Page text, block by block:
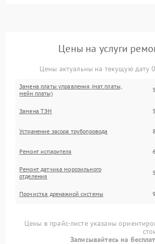
Цены на услуги
Цены актуальны на текущую дату
Замена платы управления (мат.платы,
мейн платы)
Замена ТЭН
Устранение засора трубопровода
Ремонт испарителя
Ремонт датчика морозильного
отделения
Прочистка дренажной системы
Цены в прайс-листе указаны
Записывайтесь на